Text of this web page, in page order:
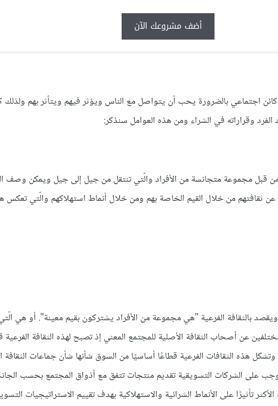
أضف مشروعك الآن
اجتماعي بالضرورة يحب أن يتواصل مع الناس ويؤثر فيهم ويتأثر بهم ولذلك
وقراراته في الشراء ومن هذه العوامل سنذكر:
من قبل مجموعة متجانسة من الأفراد والّتي تنتقل من جيل إلى جيل ويمكن وصف
ثقافتهم من خلال القيم الخاصة بهم ومن خلال أنماط استهلاكهم والّتي تعكس
ويقصد بالثقافة الفرعية "هي مجموعة من الأفراد يشتركون بقيم معينة". أو هي
عن أصحاب الثقافة الأصلية للمجتمع المعني إذ تصبح لهذه الثقافة
هذه الثقافات الفرعية قطاعًا أساسيًا من السوق شأنها شأن جماعات الثقافة
على الشركات التسويقية تقديم منتجات تتفق مع أذواق المجتمع بحسب
تأثيرًا على الأنماط الشرائية والاستهلاكية بهدف تقييم الاستراتيجيات